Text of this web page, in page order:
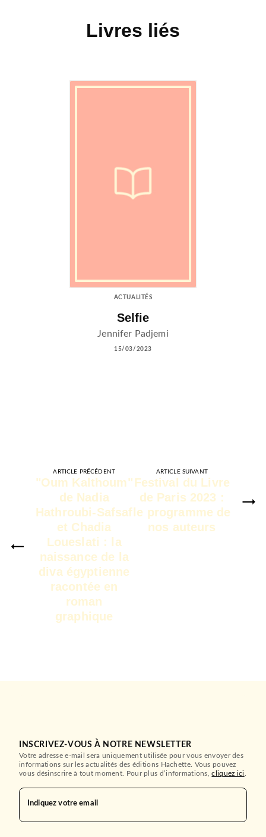
Livres liés
ACTUALITÉS
Selfie
Jennifer Padjemi
15/03/2023
ARTICLE PRÉCÉDENT
"Oum Kalthoum"
de Nadia
Hathroubi-Safsaf
et Chadia
Loueslati : la
naissance de la
diva égyptienne
racontée en
roman
graphique
ARTICLE SUIVANT
Festival du Livre
de Paris 2023 :
le programme de
nos auteurs
INSCRIVEZ-VOUS À NOTRE NEWSLETTER
Votre adresse e-mail sera uniquement utilisée pour vous envoyer des
informations sur les actualités des éditions Hachette. Vous pouvez
vous désinscrire à tout moment. Pour plus d’informations,cliquez ici
Indiquez votre email